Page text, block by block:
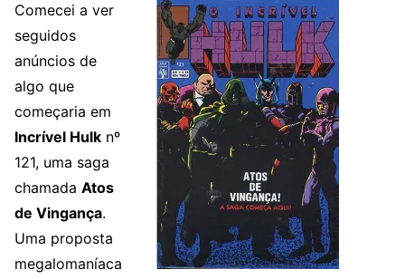
Comecei a ver
seguidos
anúncios de
algo que
começaria em
Incrível Hulk nº
121, uma saga
chamada Atos
de Vingança.
Uma proposta
megalomaníaca